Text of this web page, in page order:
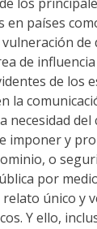
en países
de
de
de los
la
necesidad
imponer y
o
por
único y
Y ello,